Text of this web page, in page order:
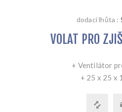
dodací lhůta :
VOLAT PRO
+ Ventilátor
+ 25 x 25 x